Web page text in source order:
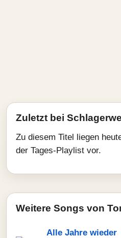
Zuletzt bei
Zu diesem Titel liegen
der Tages-Playlist vor.
Weitere Songs von
Alle Jahre wieder